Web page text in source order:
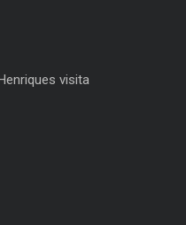
visita